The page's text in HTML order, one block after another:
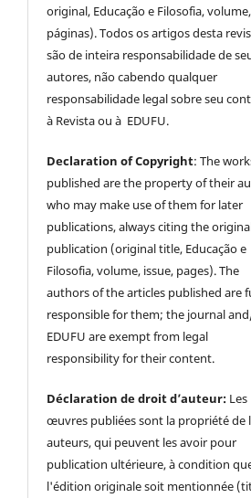
original, Educação e Filosofia,
páginas). Todos os artigos desta
são de inteira responsabilidade de
autores, não cabendo qualquer
responsabilidade legal sobre seu
à Revista ou à EDUFU.
Declaration of Copyright: The
published are the property of their
who may make use of them for later
publications, always citing the
publication (original title, Educação e
Filosofia, volume, issue, pages). The
authors of the articles published are
responsible for them; the journal
EDUFU are exempt from legal
responsibility for their content.
Déclaration de droit d’auteur: Les
œuvres publiées sont la propriété de
auteurs, qui peuvent les avoir pour
publication ultérieure, à condition
l'édition originale soit mentionnée